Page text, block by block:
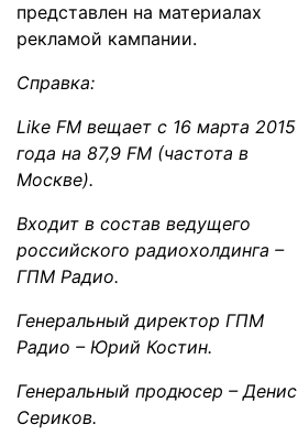
представлен на материалах
рекламой кампании.
Справка:
Like FM вещает с 16 марта 2015
года на 87,9 FM (частота в
Москве).
Входит в состав ведущего
российского радиохолдинга –
ГПМ Радио.
Генеральный директор ГПМ
Радио – Юрий Костин.
Генеральный продюсер – Денис
Сериков.